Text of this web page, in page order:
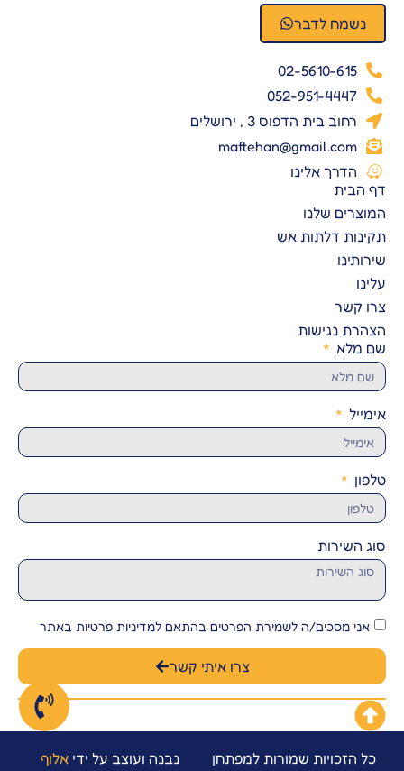
נשמח לדבר
02-5610-615
052-951-4447
רחוב בית הדפוס 3 , ירושלים
maftehan@gmail.com
הדרך אלינו
דף הבית
המוצרים שלנו
תקינות דלתות אש
שירותינו
עלינו
צרו קשר
הצהרת נגישות
שם מלא
אימייל
טלפון
סוג השירות
אני מסכים/ה לשמירת הפרטים בהתאם למדיניות פרטיות באתר
צרו איתי קשר
כל הזכויות שמורות למפתחן
נבנה ועוצב על ידי אלוף